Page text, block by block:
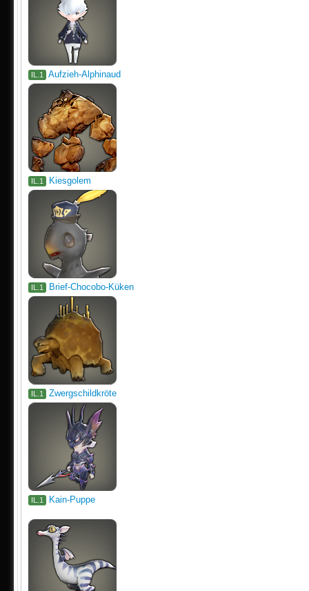
IL.1 Aufzieh-Alphinaud
IL.1 Kiesgolem
IL.1 Brief-Chocobo-Küken
IL.1 Zwergschildkröte
IL.1 Kain-Puppe